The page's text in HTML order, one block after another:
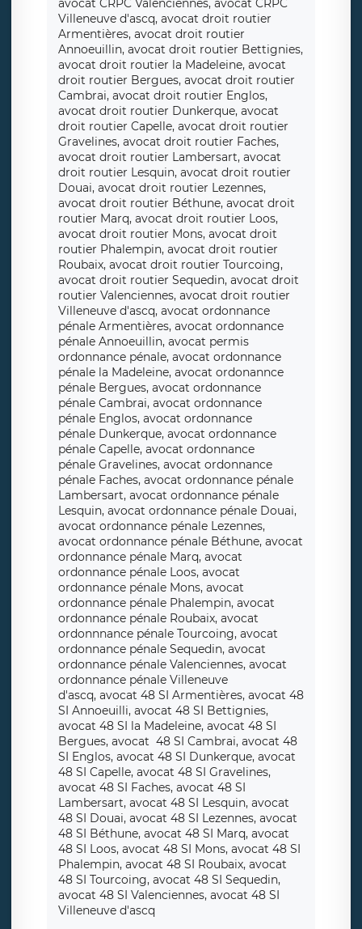
avocat CRPC Valenciennes, avocat CRPC
Villeneuve d'ascq, avocat droit routier
Armentières, avocat droit routier
Annoeuillin, avocat droit routier Bettignies,
avocat droit routier la Madeleine, avocat
droit routier Bergues, avocat droit routier
Cambrai, avocat droit routier Englos,
avocat droit routier Dunkerque, avocat
droit routier Capelle, avocat droit routier
Gravelines, avocat droit routier Faches,
avocat droit routier Lambersart, avocat
droit routier Lesquin, avocat droit routier
Douai, avocat droit routier Lezennes,
avocat droit routier Béthune, avocat droit
routier Marq, avocat droit routier Loos,
avocat droit routier Mons, avocat droit
routier Phalempin, avocat droit routier
Roubaix, avocat droit routier Tourcoing,
avocat droit routier Sequedin, avocat droit
routier Valenciennes, avocat droit routier
Villeneuve d'ascq, avocat ordonnance
pénale Armentières, avocat ordonnance
pénale Annoeuillin, avocat permis
ordonnance pénale, avocat ordonnance
pénale la Madeleine, avocat ordonannce
pénale Bergues, avocat ordonnance
pénale Cambrai, avocat ordonnance
pénale Englos, avocat ordonnance
pénale Dunkerque, avocat ordonnance
pénale Capelle, avocat ordonnance
pénale Gravelines, avocat ordonnance
pénale Faches, avocat ordonnance pénale
Lambersart, avocat ordonnance pénale
Lesquin, avocat ordonnance pénale Douai,
avocat ordonnance pénale Lezennes,
avocat ordonnance pénale Béthune, avocat
ordonnance pénale Marq, avocat
ordonnance pénale Loos, avocat
ordonnance pénale Mons, avocat
ordonnance pénale Phalempin, avocat
ordonnance pénale Roubaix, avocat
ordonnnance pénale Tourcoing, avocat
ordonnance pénale Sequedin, avocat
ordonnance pénale Valenciennes, avocat
ordonnance pénale Villeneuve
d'ascq, avocat 48 SI Armentières, avocat 48
SI Annoeuilli, avocat 48 SI Bettignies,
avocat 48 SI la Madeleine, avocat 48 SI
Bergues, avocat 48 SI Cambrai, avocat 48
SI Englos, avocat 48 SI Dunkerque, avocat
48 SI Capelle, avocat 48 SI Gravelines,
avocat 48 SI Faches, avocat 48 SI
Lambersart, avocat 48 SI Lesquin, avocat
48 SI Douai, avocat 48 SI Lezennes, avocat
48 SI Béthune, avocat 48 SI Marq, avocat
48 SI Loos, avocat 48 SI Mons, avocat 48 SI
Phalempin, avocat 48 SI Roubaix, avocat
48 SI Tourcoing, avocat 48 SI Sequedin,
avocat 48 SI Valenciennes, avocat 48 SI
Villeneuve d'ascq